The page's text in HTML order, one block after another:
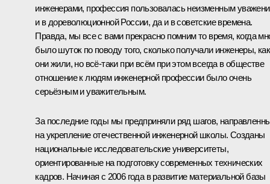
инженерами, профессия пользовалась неизменным
и в дореволюционной России, да и в советские времена.
Правда, мы все с вами прекрасно помним то время, когда
было шуток по поводу того, сколько получали инженеры, как
они жили, но всё‑таки при всём при этом всегда в обществе
отношение к людям инженерной профессии было очень
серьёзным и уважительным.
За последние годы мы предприняли ряд шагов,
на укрепление отечественной инженерной школы. Созданы
национальные исследовательские университеты,
ориентированные на подготовку современных технических
кадров. Начиная с 2006 года в развитие материальной базы